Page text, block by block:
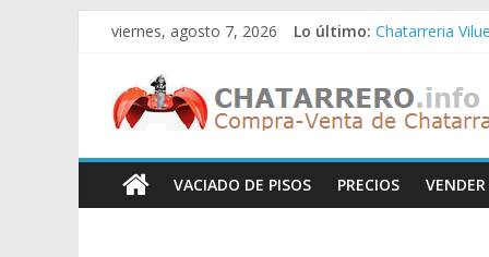
Saltar
contenido
viernes, agosto 7, 2026 Lo último: Chatarreria
Chatarreria
Chatarreria
Chatarreros
–
Precio
VACIADO DE PISOS PRECIOS